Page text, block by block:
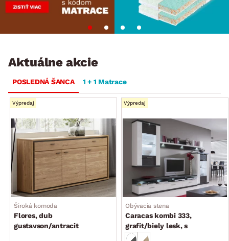
Aktuálne akcie
POSLEDNÁ ŠANCA 1 + 1 Matrace
Výpredaj
Široká komoda
Flores, dub
gustavson/antracit
Výpredaj
Obývacia stena
Caracas kombi 333,
grafit/biely lesk, s
osvetlením